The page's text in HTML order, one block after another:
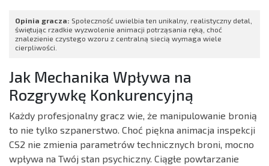
Opinia gracza: Społeczność uwielbia ten unikalny, realistyczny detal,
świętując rzadkie wyzwolenie animacji potrząsania ręką, choć
znalezienie czystego wzoru z centralną siecią wymaga wiele
cierpliwości.
Jak Mechanika Wpływa na
Rozgrywkę Konkurencyjną
Każdy profesjonalny gracz wie, że manipulowanie bronią
to nie tylko szpanerstwo. Choć piękna animacja inspekcji
CS2 nie zmienia parametrów technicznych broni, mocno
wpływa na Twój stan psychiczny. Ciągłe powtarzanie